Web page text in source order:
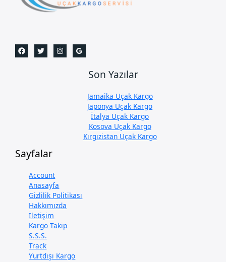
Son Yazılar
Jamaika Uçak Kargo
Japonya Uçak Kargo
İtalya Uçak Kargo
Kosova Uçak Kargo
Kırgızistan Uçak Kargo
Sayfalar
Account
Anasayfa
Gizlilik Politikası
Hakkımızda
İletişim
Kargo Takip
S.S.S.
Track
Yurtdışı Kargo